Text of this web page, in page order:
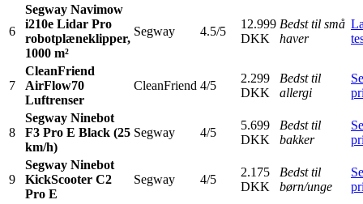
6
Segway Navimow
i210e Lidar Pro
robotplæneklipper,
1000 m²
Segway 4.5/5
12.999
DKK
Bedst til små
haver
7
CleanFriend
AirFlow70
Luftrenser
CleanFriend 4/5
2.299
DKK
Bedst til
allergi
Se
8
Segway Ninebot
F3 Pro E Black (25
km/h)
Segway 4/5
5.699
DKK
Bedst til
bakker
Se
9
Segway Ninebot
KickScooter C2
Pro E
Segway 4/5
2.175
DKK
Bedst til
børn/unge
Se